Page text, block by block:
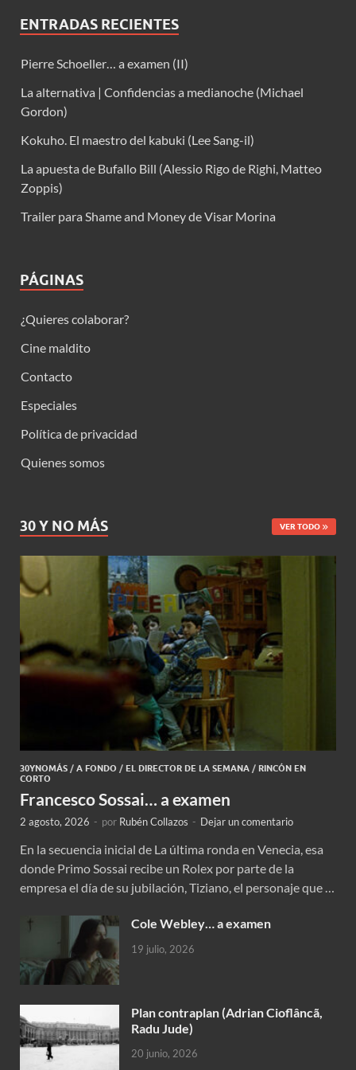
ENTRADAS RECIENTES
Pierre Schoeller… a examen (II)
La alternativa | Confidencias a medianoche (Michael
Gordon)
Kokuho. El maestro del kabuki (Lee Sang-il)
La apuesta de Bufallo Bill (Alessio Rigo de Righi, Matteo
Zoppis)
Trailer para Shame and Money de Visar Morina
PÁGINAS
¿Quieres colaborar?
Cine maldito
Contacto
Especiales
Política de privacidad
Quienes somos
30 Y NO MÁS VER TODO
30YNOMÁS / A FONDO / EL DIRECTOR DE LA SEMANA / RINCÓN EN
CORTO
Francesco Sossai… a examen
2 agosto, 2026 - por Rubén Collazos - Dejar un comentario
En la secuencia inicial de La última ronda en Venecia, esa
donde Primo Sossai recibe un Rolex por parte de la
empresa el día de su jubilación, Tiziano, el personaje que …
Cole Webley… a examen
19 julio, 2026
Plan contraplan (Adrian Cioflâncã,
Radu Jude)
20 junio, 2026